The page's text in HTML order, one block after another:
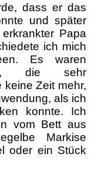
dass er das
und später
Papa
ich mich
Es waren
die sehr
keine Zeit mehr,
als ich
konnte. Ich
vom Bett aus
Markise
oder ein Stück